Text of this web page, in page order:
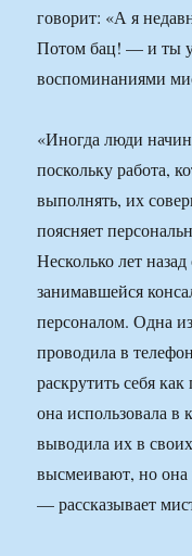
говорит: «А я
Потом бац! — и ты
воспоминаниями
«Иногда люди
поскольку работа,
выполнять, их
поясняет
Несколько лет
занимавшейся
персоналом. Одна
проводила в
раскрутить себя
она использовала в
выводила их в
высмеивают, но она
— рассказывает